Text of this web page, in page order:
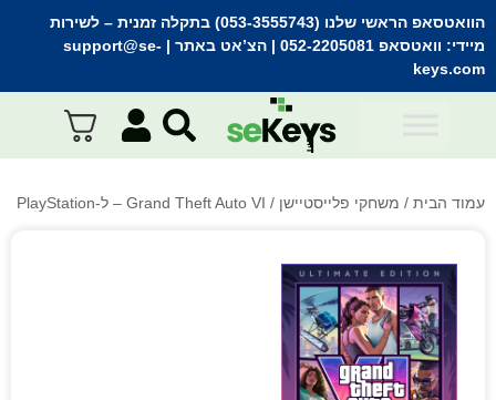
הוואטסאפ הראשי שלנו (053-3555743) בתקלה זמנית
– לשירות
מיידי: וואטסאפ 052-2205081 | הצ’אט באתר | support@se-
keys.com
עמוד הבית / משחקי פלייסטיישן / Grand Theft Auto VI – ל-PlayStation